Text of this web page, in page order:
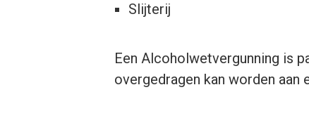
Slijterij
Een Alcoholwetvergunning is
overgedragen kan worden aan